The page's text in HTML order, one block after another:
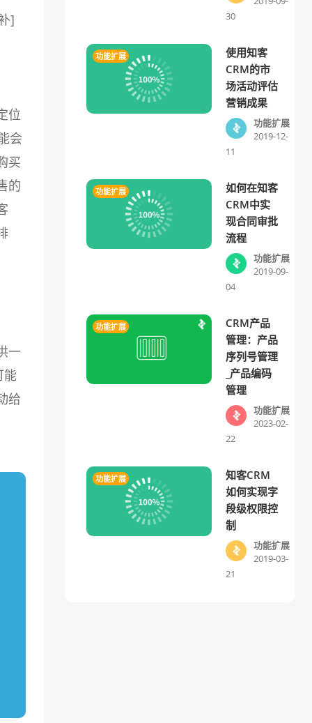
]
位
会
买
的
一
能
给
30
功能扩展
使用知客
CRM的市
场活动评估
营销成果
功能扩展
2019-12-
11
功能扩展
如何在知客
CRM中实
现合同审批
流程
功能扩展
2019-09-
04
功能扩展
CRM产品
管理：产品
序列号管理
_产品编码
管理
功能扩展
2023-02-
22
功能扩展
知客CRM
如何实现字
段级权限控
制
功能扩展
2019-03-
21